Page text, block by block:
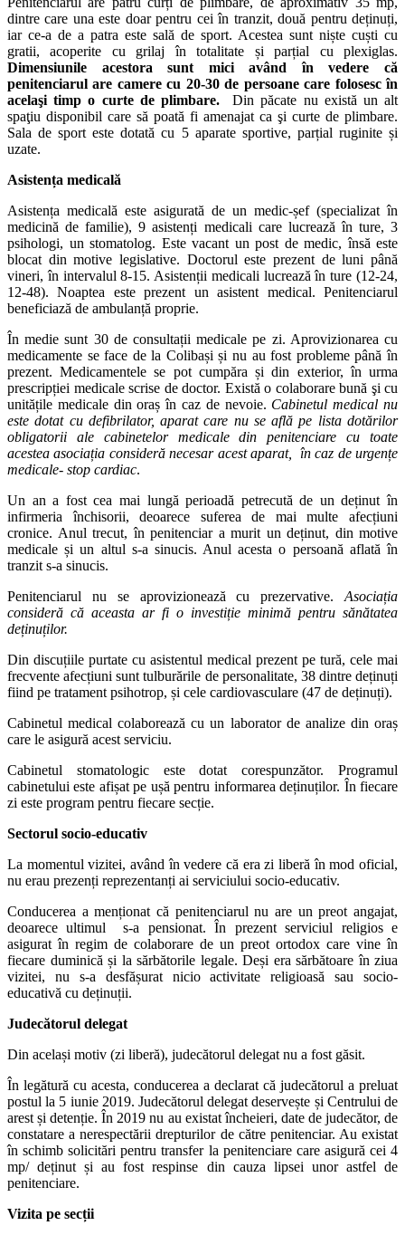
dintre care una este doar pentru cei în tranzit, două pentru deținuți,
iar ce-a de a patra este sală de sport. Acestea sunt niște cuști cu
gratii, acoperite cu grilaj în totalitate și parțial cu plexiglas.
Dimensiunile acestora sunt mici având în vedere că
penitenciarul are camere cu 20-30 de persoane care folosesc în
acelaşi timp o curte de plimbare.Din păcate nu există un alt
spaţiu disponibil care să poată fi amenajat ca şi curte de plimbare.
Sala de sport este dotată cu 5 aparate sportive, parțial ruginite și
uzate.
Asistența medicală
Asistența medicală este asigurată de un medic-șef (specializat în
medicină de familie), 9 asistenți medicali care lucrează în ture, 3
psihologi, un stomatolog. Este vacant un post de medic, însă este
blocat din motive legislative. Doctorul este prezent de luni până
vineri, în intervalul 8-15. Asistenții medicali lucrează în ture (12-24,
12-48). Noaptea este prezent un asistent medical. Penitenciarul
beneficiază de ambulanță proprie.
În medie sunt 30 de consultații medicale pe zi. Aprovizionarea cu
medicamente se face de la Colibași și nu au fost probleme până în
prezent. Medicamentele se pot cumpăra și din exterior, în urma
prescripției medicale scrise de doctor. Există o colaborare bună şi cu
unitățile medicale din oraș în caz de nevoie. Cabinetul medical nu
este dotat cu defibrilator, aparat care nu se află pe lista dotărilor
obligatorii ale cabinetelor medicale din penitenciare cu toate
acestea asociația consideră necesar acest aparat, în caz de urgențe
medicale- stop cardiac.
Un an a fost cea mai lungă perioadă petrecută de un deținut în
infirmeria închisorii, deoarece suferea de mai multe afecțiuni
cronice. Anul trecut, în penitenciar a murit un deținut, din motive
medicale și un altul s-a sinucis. Anul acesta o persoană aflată în
tranzit s-a sinucis.
Penitenciarul nu se aprovizionează cu prezervative. Asociația
consideră că aceasta ar fi o investiție minimă pentru sănătatea
deținuților.
Din discuțiile purtate cu asistentul medical prezent pe tură, cele mai
frecvente afecțiuni sunt tulburările de personalitate, 38 dintre deținuți
fiind pe tratament psihotrop, și cele cardiovasculare (47 de deținuți).
Cabinetul medical colaborează cu un laborator de analize din oraș
care le asigură acest serviciu.
Cabinetul stomatologic este dotat corespunzător. Programul
cabinetului este afișat pe ușă pentru informarea deținuților. În fiecare
zi este program pentru fiecare secție.
Sectorul socio-educativ
La momentul vizitei, având în vedere că era zi liberă în mod oficial,
nu erau prezenți reprezentanți ai serviciului socio-educativ.
Conducerea a menționat că penitenciarul nu are un preot angajat,
deoarece ultimul s-a pensionat. În prezent serviciul religios e
asigurat în regim de colaborare de un preot ortodox care vine în
fiecare duminică și la sărbătorile legale. Deși era sărbătoare în ziua
vizitei, nu s-a desfășurat nicio activitate religioasă sau socio-
educativă cu deținuții.
Judecătorul delegat
Din același motiv (zi liberă), judecătorul delegat nu a fost găsit.
În legătură cu acesta, conducerea a declarat că judecătorul a preluat
postul la 5 iunie 2019. Judecătorul delegat deservește și Centrului de
arest și detenție. În 2019 nu au existat încheieri, date de judecător, de
constatare a nerespectării drepturilor de către penitenciar. Au existat
în schimb solicitări pentru transfer la penitenciare care asigură cei 4
mp/ deținut și au fost respinse din cauza lipsei unor astfel de
penitenciare.
Vizita pe secții